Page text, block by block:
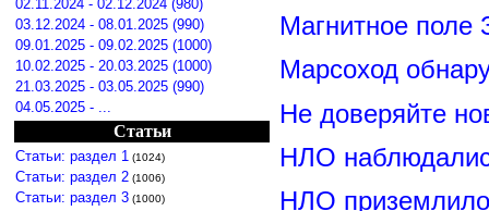
02.11.2024 - 02.12.2024 (980)
03.12.2024 - 08.01.2025 (990)
09.01.2025 - 09.02.2025 (1000)
10.02.2025 - 20.03.2025 (1000)
21.03.2025 - 03.05.2025 (990)
04.05.2025 - ...
Статьи
Статьи: раздел 1 (1024)
Статьи: раздел 2 (1006)
Статьи: раздел 3 (1000)
Магнитное поле
Марсоход
Не доверяйте
НЛО
НЛО